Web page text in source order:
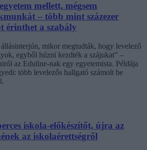
mellett, mégsem
– több mint százezer
érinthet a szabály
mikor megtudták, hogy levelező
egyből húzni kezdték a szájukat” –
az Eduline-nak egy egyetemista. Példája
több levelezős hallgató számolt be
iskola-előkészítőt, újra az
az iskolaérettségről